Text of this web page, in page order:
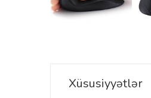
Xüsusiyyətlər